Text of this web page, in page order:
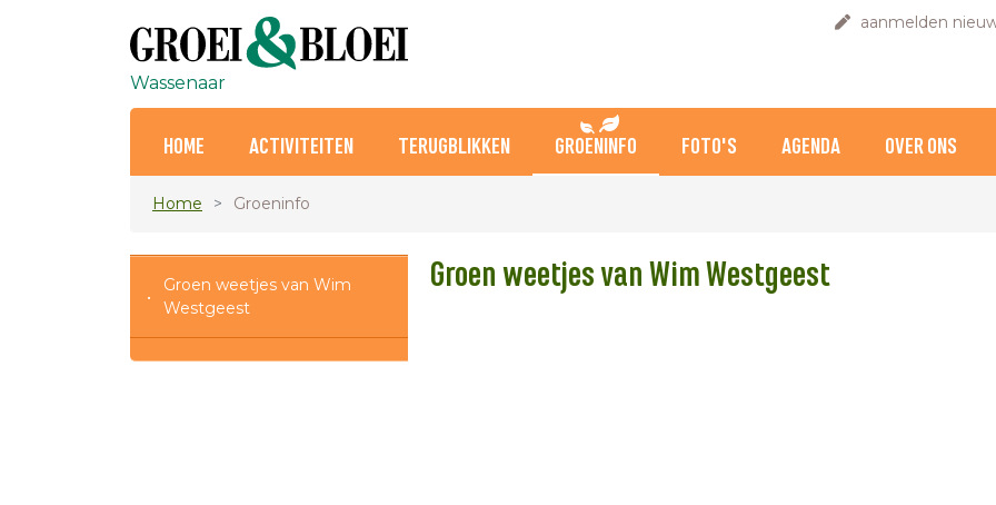
aanmelden
Wassenaar
HOME ACTIVITEITEN TERUGBLIKKEN GROENINFO FOTO'S AGENDA OVER ONS
Home Groeninfo
Groen weetjes van Wim
Westgeest
Groen weetjes van Wim Westgeest